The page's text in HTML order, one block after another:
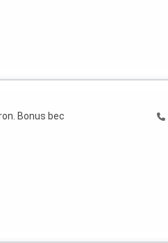
Bonus bec